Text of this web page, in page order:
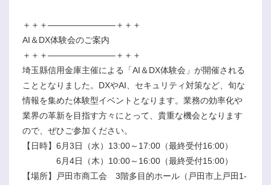
＋＋＋――――――――＋＋＋
AI＆DX体験会のご案内
＋＋＋――――――――＋＋＋
埼玉縣信用金庫主催による「AI＆DX体験会」が開催される
こととなりました。DXやAI、セキュリティ対策など、旬な
情報を集めた体験型イベントとなります。業務の効率化や
業界の革新を目指す方々にとって、貴重な機会となります
ので、ぜひご参加ください。
【日時】6月3日（水）13:00～17:00（最終受付16:00）
6月4日（木）10:00～16:00（最終受付15:00）
【場所】戸田市商工会 3階多目的ホール（戸田市上戸田1-